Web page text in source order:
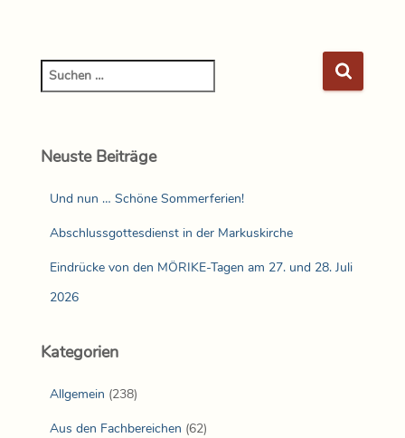
Neuste Beiträge
Und nun … Schöne Sommerferien!
Abschlussgottesdienst in der Markuskirche
Eindrücke von den MÖRIKE-Tagen am 27. und 28. Juli
2026
Kategorien
Allgemein (238)
Aus den Fachbereichen (62)